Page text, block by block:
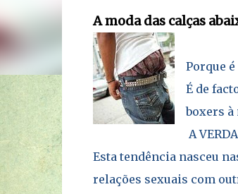
A moda das calças
Porque
É de
boxers à
A
Esta tendência nasceu
relações sexuais com